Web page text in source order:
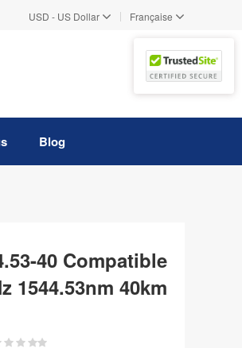
USD - US Dollar | Française
Blog
40 Compatible
1544.53nm 40km